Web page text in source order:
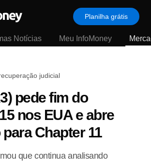
Planilha grátis
Notícias Meu InfoMoney
judicial
pede fim do
nos EUA e abre
Chapter 11
que continua analisando